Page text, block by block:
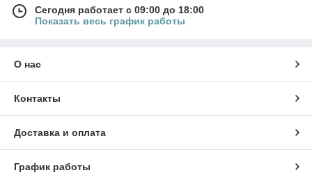
Сегодня работает с 09:00 до 18:00
Показать весь график работы
О нас
Контакты
Доставка и оплата
График работы